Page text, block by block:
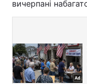
вичерпані